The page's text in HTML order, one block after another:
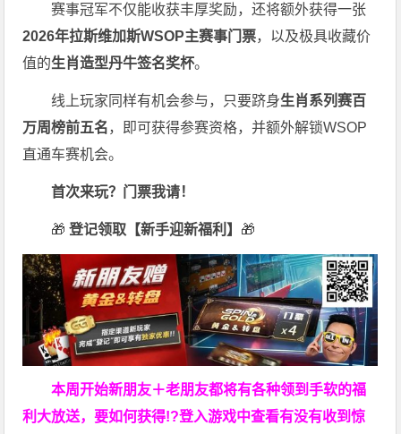
赛事冠军不仅能收获丰厚奖励，还将额外获得一张
2026年拉斯维加斯WSOP主赛事门票，以及极具收藏价
值的生肖造型丹牛签名奖杯。
线上玩家同样有机会参与，只要跻身生肖系列赛百
万周榜前五名，即可获得参赛资格，并额外解锁WSOP
直通车赛机会。
首次来玩？门票我请！
🎁 登记领取【新手迎新福利】 🎁
本周开始新朋友＋老朋友都将有各种领到手软的福
利大放送，要如何获得!?登入游戏中查看有没有收到惊